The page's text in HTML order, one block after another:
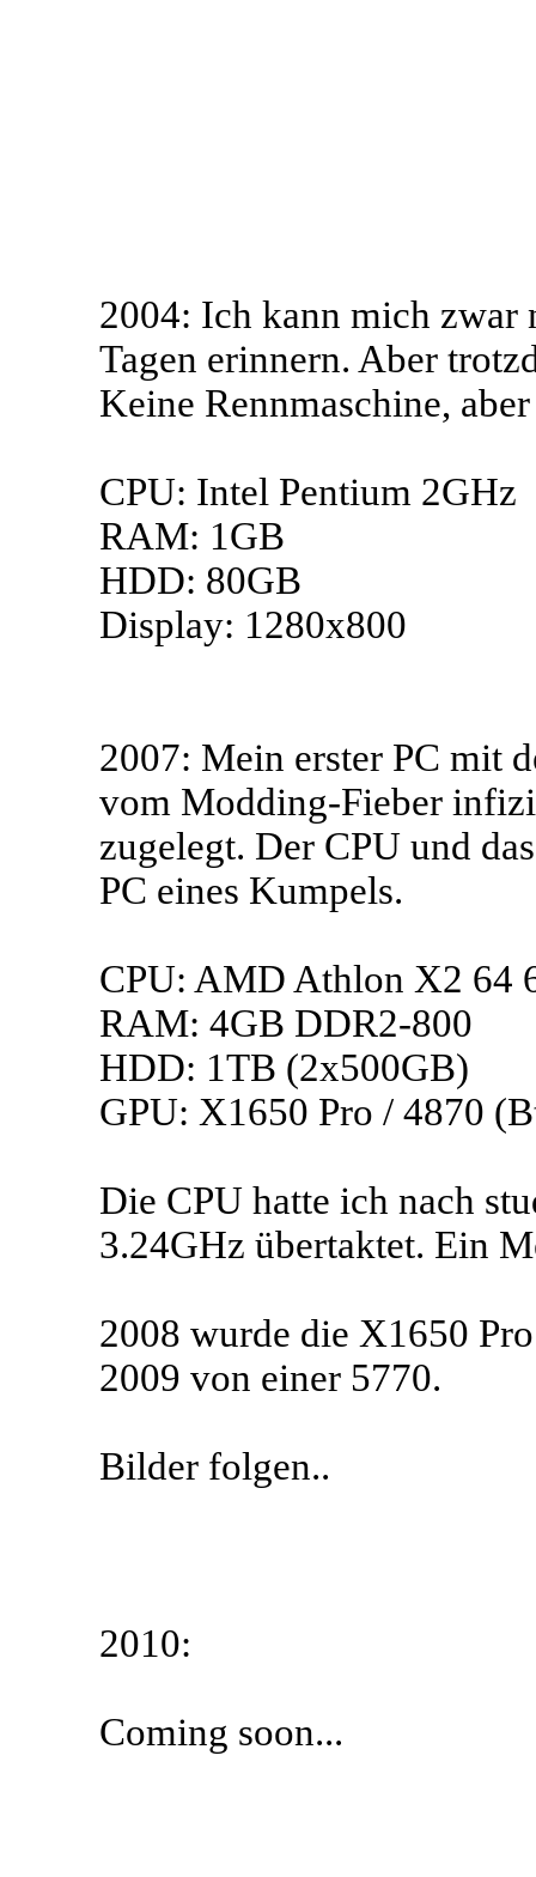
2004: Ich kann mich zwar
Tagen erinnern. Aber
Keine Rennmaschine,
CPU: Intel Pentium 2GHz
RAM: 1GB
HDD: 80GB
Display: 1280x800
2007: Mein erster PC mit
vom Modding-Fieber
zugelegt. Der CPU und
PC eines Kumpels.
CPU: AMD Athlon X2 64
RAM: 4GB DDR2-800
HDD: 1TB (2x500GB)
GPU: X1650 Pro / 4870
Die CPU hatte ich nach
3.24GHz übertaktet. Ein
2008 wurde die X1650
2009 von einer 5770.
Bilder folgen..
2010:
Coming soon...